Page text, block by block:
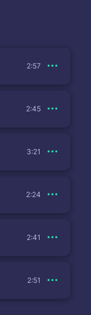
2:57
2:45
3:21
2:24
2:41
2:51